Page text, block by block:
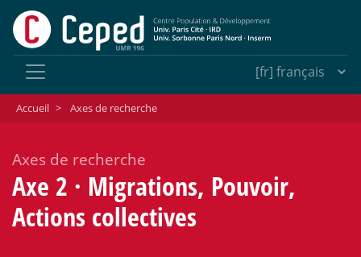
Accueil > Axes de recherche
Axes de recherche
Axe 2 · Migrations, Pouvoir,
Actions collectives